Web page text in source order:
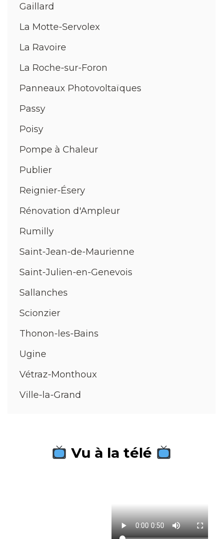
Gaillard
La Motte-Servolex
La Ravoire
La Roche-sur-Foron
Panneaux Photovoltaïques
Passy
Poisy
Pompe à Chaleur
Publier
Reignier-Ésery
Rénovation d'Ampleur
Rumilly
Saint-Jean-de-Maurienne
Saint-Julien-en-Genevois
Sallanches
Scionzier
Thonon-les-Bains
Ugine
Vétraz-Monthoux
Ville-la-Grand
Vu à la télé